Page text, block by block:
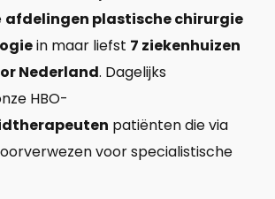
afdelingen plastische chirurgie
in maar liefst 7 ziekenhuizen
Nederland. Dagelijks
HBO-
patiënten die via
voor specialistische